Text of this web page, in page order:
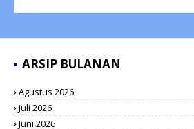
ARSIP BULANAN
Agustus 2026
Juli 2026
Juni 2026